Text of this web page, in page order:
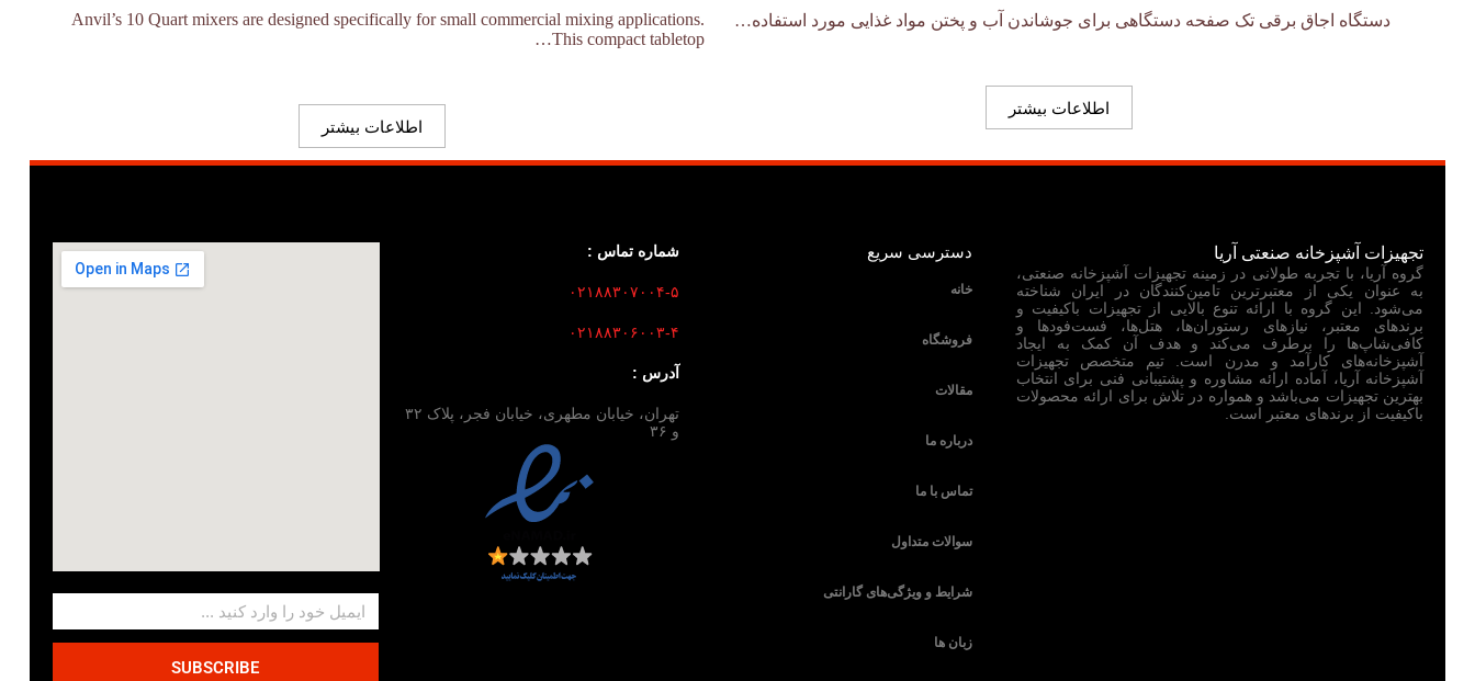
دستگاه اجاق برقی تک صفحه دستگاهی برای جوشاندن آب و پختن مواد غذایی مورد استفاده…
اطلاعات بیشتر
Anvil’s 10 Quart mixers are designed specifically for small commercial mixing applications.
This compact tabletop…
اطلاعات بیشتر
تجهیزات آشپزخانه صنعتی آریا
گروه آریا، با تجربه طولانی در زمینه تجهیزات آشپزخانه صنعتی،
به عنوان یکی از معتبرترین تامین‌کنندگان در ایران شناخته
می‌شود. این گروه با ارائه تنوع بالایی از تجهیزات باکیفیت و
برندهای معتبر، نیازهای رستوران‌ها، هتل‌ها، فست‌فودها و
کافی‌شاپ‌ها را برطرف می‌کند و هدف آن کمک به ایجاد
آشپزخانه‌های کارآمد و مدرن است. تیم متخصص تجهیزات
آشپزخانه آریا، آماده ارائه مشاوره و پشتیبانی فنی برای انتخاب
بهترین تجهیزات می‌باشد و همواره در تلاش برای ارائه محصولات
باکیفیت از برندهای معتبر است.
دسترسی سریع
خانه
فروشگاه
مقالات
درباره ما
تماس با ما
سوالات متداول
شرایط و ویژگی‌های گارانتی
زبان ها
شماره تماس :
۰۲۱۸۸۳۰۷۰۰۴-۵
۰۲۱۸۸۳۰۶۰۰۳-۴
آدرس :
تهران، خیابان مطهری، خیابان فجر، پلاک ۳۲
و ۳۶
SUBSCRIBE